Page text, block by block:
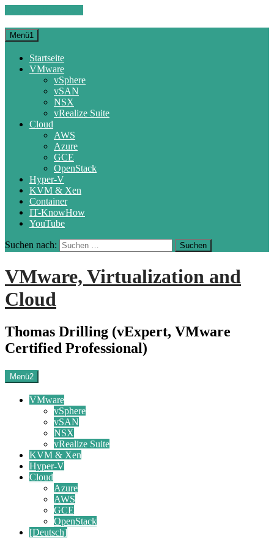
Menü1
Startseite
VMware
vSphere
vSAN
NSX
vRealize Suite
Cloud
AWS
Azure
GCE
OpenStack
Hyper-V
KVM & Xen
Container
IT-KnowHow
YouTube
Suchen nach:
VMware, Virtualization and
Cloud
Thomas Drilling (vExpert, VMware
Certified Professional)
Menü2
VMware
vSphere
vSAN
NSX
vRealize Suite
KVM & Xen
Hyper-V
Cloud
Azure
AWS
GCE
OpenStack
[Deutsch]